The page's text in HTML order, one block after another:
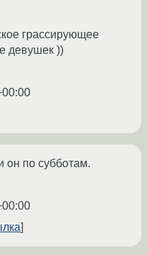
грассирующее
девушек ))
он по субботам.